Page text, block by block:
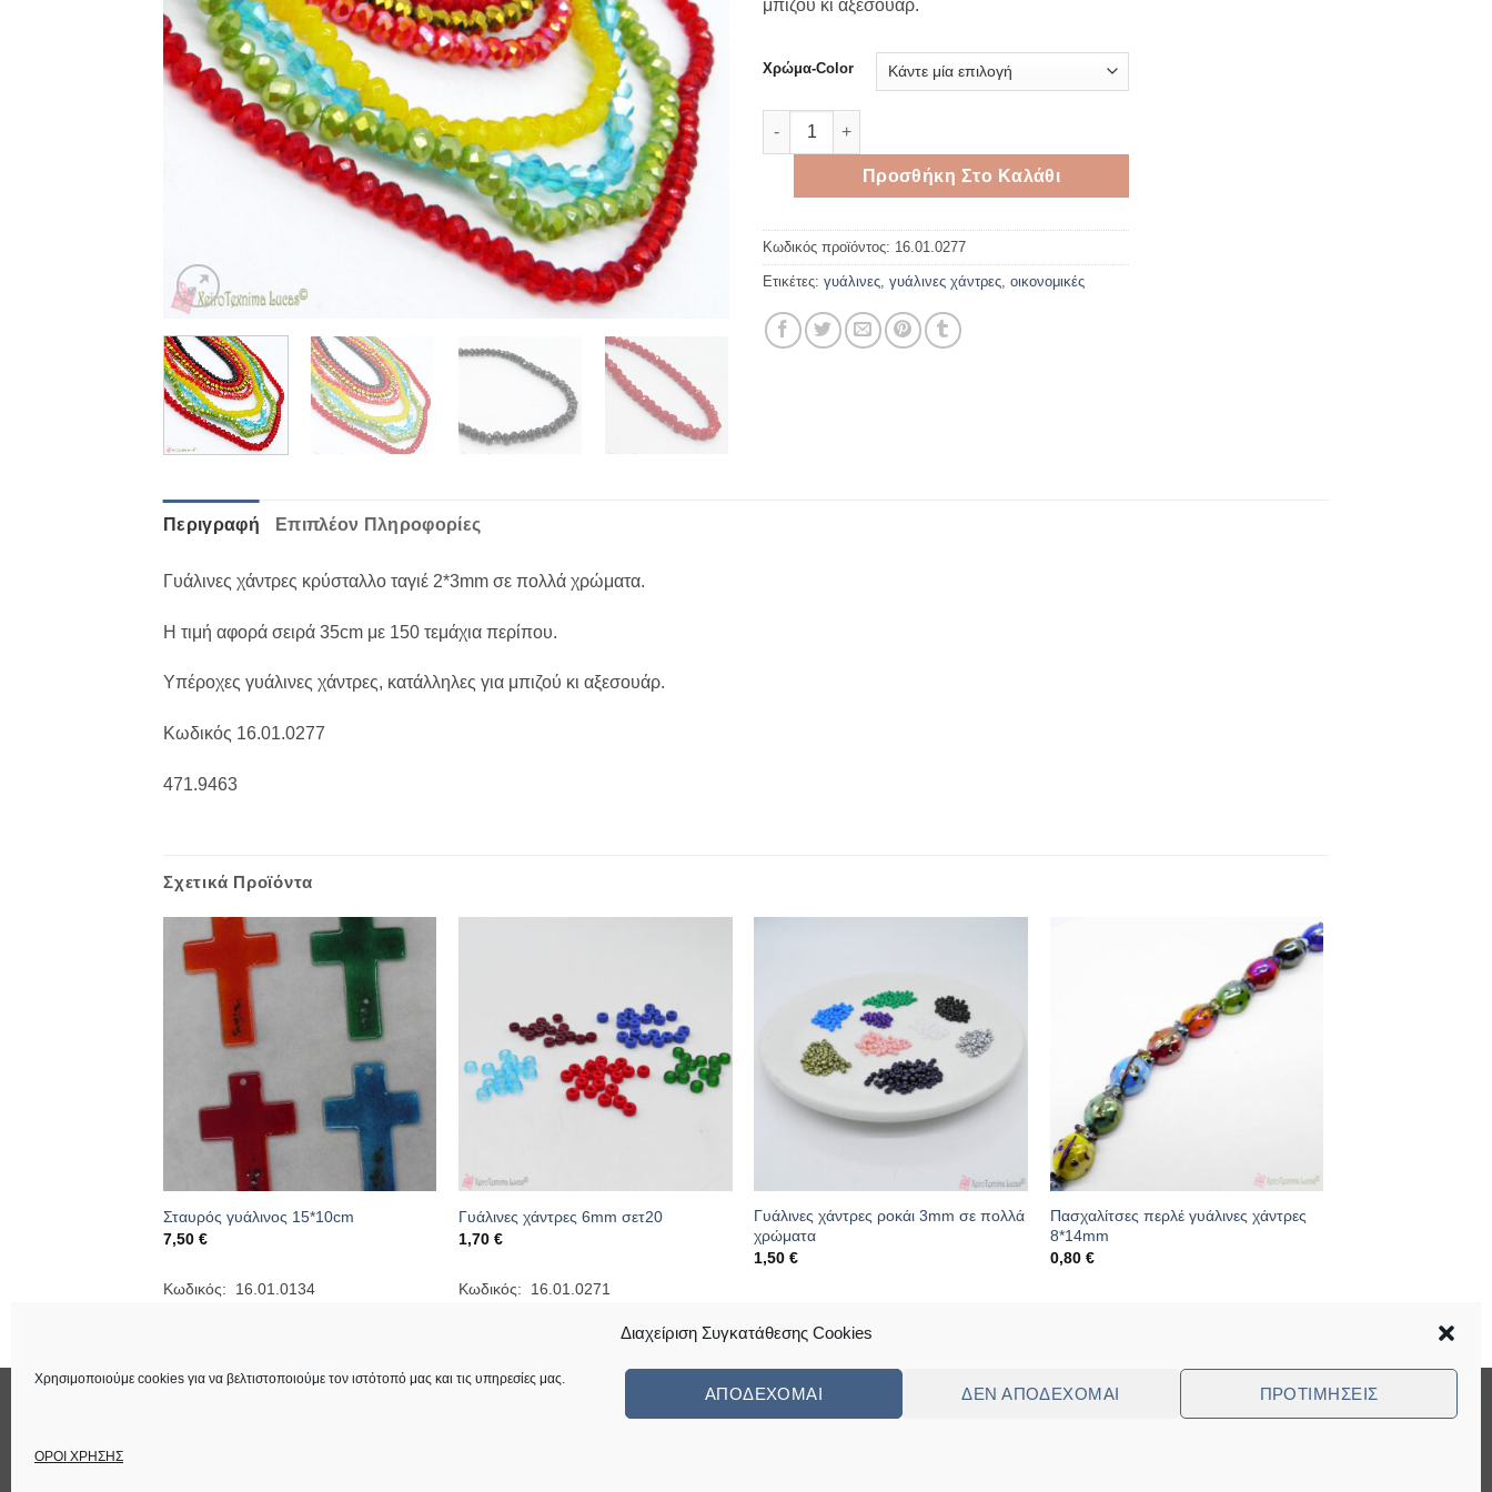
Διαχείριση Συγκατάθεσης Cookies
Χρησιμοποιούμε cookies για να βελτιστοποιούμε τον ιστότοπό μας και τις υπηρεσίες μας.
ΑΠΟΔΈΧΟΜΑΙ ΔΕΝ ΑΠΟΔΈΧΟΜΑΙ ΠΡΟΤΙΜΉΣΕΙΣ
ΟΡΟΙ ΧΡΗΣΗΣ
μπιζού κι αξεσουάρ.
Χρώμα-Color
Γυάλινες χάντρες κρύσταλλο ταγιέ 2*3mm ποσότητα
Προσθήκη Στο Καλάθι
Κωδικός προϊόντος: 16.01.0277
Ετικέτες: γυάλινες γυάλινες χάντρες οικονομικές
Περιγραφή Επιπλέον Πληροφορίες
Γυάλινες χάντρες κρύσταλλο ταγιέ 2*3mm σε πολλά χρώματα.
Η τιμή αφορά σειρά 35cm με 150 τεμάχια περίπου.
Υπέροχες γυάλινες χάντρες, κατάλληλες για μπιζού κι αξεσουάρ.
Κωδικός 16.01.0277
471.9463
Σχετικά Προϊόντα
Σταυρός γυάλινος 15*10cm
7,50 €
Κωδικός: 16.01.0134
Γυάλινες χάντρες 6mm σετ20
1,70€
Κωδικός: 16.01.0271
Γυάλινες χάντρες ροκάι 3mm σε πολλά
χρώματα
1,50€
Πασχαλίτσες περλέ γυάλινες χάντρες
8*14mm
0,80 €
Visa
Bank
Cash